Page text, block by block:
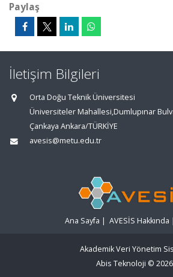
Paylaş
İletişim Bilgileri
Orta Doğu Teknik Üniversitesi
Üniversiteler Mahallesi,Dumlupınar
Çankaya Ankara/TÜRKİYE
avesis@metu.edu.tr
Ana Sayfa | AVESİS Hakkında
Akademik Veri Yönetim
Abis Teknoloji © 2026